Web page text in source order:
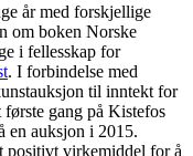
år med forskjellige
om boken Norske
i fellesskap for
. I forbindelse med
til inntekt for
gang på Kistefos
en auksjon i 2015.
positivt virkemiddel for å